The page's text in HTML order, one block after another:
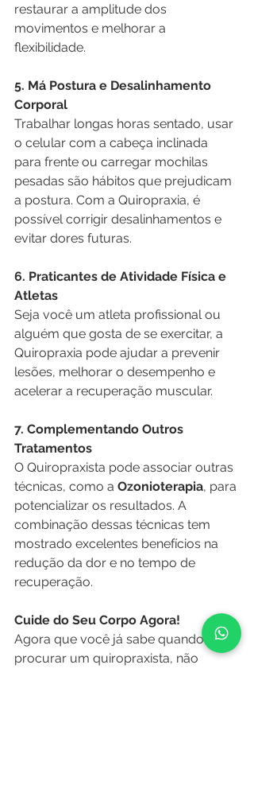
restaurar a amplitude dos
movimentos e melhorar a
flexibilidade.
5. Má Postura e Desalinhamento
Corporal
Trabalhar longas horas sentado, usar
o celular com a cabeça inclinada
para frente ou carregar mochilas
pesadas são hábitos que prejudicam
a postura. Com a Quiropraxia, é
possível corrigir desalinhamentos e
evitar dores futuras.
6. Praticantes de Atividade Física e
Atletas
Seja você um atleta profissional ou
alguém que gosta de se exercitar, a
Quiropraxia pode ajudar a prevenir
lesões, melhorar o desempenho e
acelerar a recuperação muscular.
7. Complementando Outros
Tratamentos
O Quiropraxista pode associar outras
técnicas, como a Ozonioterapia, para
potencializar os resultados. A
combinação dessas técnicas tem
mostrado excelentes benefícios na
redução da dor e no tempo de
recuperação.
Cuide do Seu Corpo Agora!
Agora que você já sabe quando
procurar um quiropraxista, não